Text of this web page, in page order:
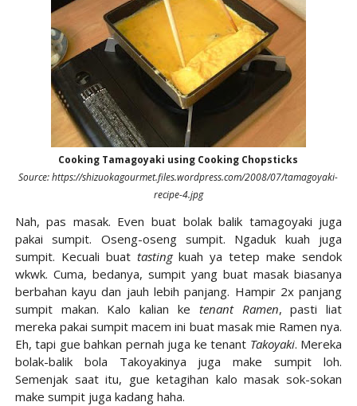
Cooking Tamagoyaki using Cooking Chopsticks
Source: https://shizuokagourmet.files.wordpress.com/2008/07/tamagoyaki-
recipe-4.jpg
Nah, pas masak. Even buat bolak balik tamagoyaki juga
pakai sumpit. Oseng-oseng sumpit. Ngaduk kuah juga
sumpit. Kecuali buat tastingkuah ya tetep make sendok
wkwk. Cuma, bedanya, sumpit yang buat masak biasanya
berbahan kayu dan jauh lebih panjang. Hampir 2x panjang
sumpit makan. Kalo kalian ke tenant Ramen, pasti liat
mereka pakai sumpit macem ini buat masak mie Ramen nya.
Eh, tapi gue bahkan pernah juga ke tenant Takoyaki. Mereka
bolak-balik bola Takoyakinya juga make sumpit loh.
Semenjak saat itu, gue ketagihan kalo masak sok-sokan
make sumpit juga kadang haha.